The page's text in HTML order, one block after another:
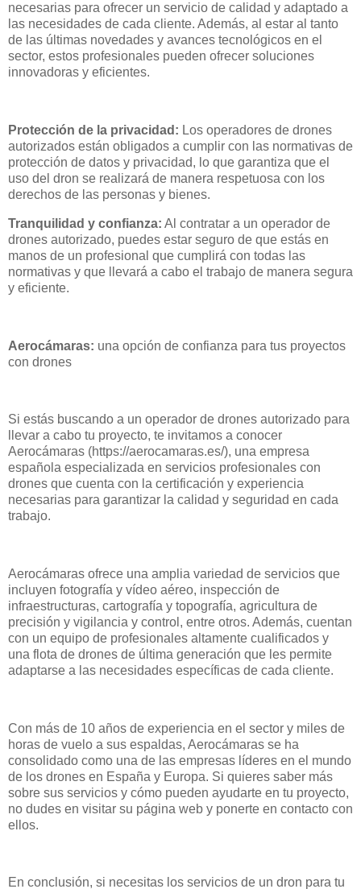
necesarias para ofrecer un servicio de calidad y adaptado a
las necesidades de cada cliente. Además, al estar al tanto
de las últimas novedades y avances tecnológicos en el
sector, estos profesionales pueden ofrecer soluciones
innovadoras y eficientes.
Protección de la privacidad: Los operadores de drones
autorizados están obligados a cumplir con las normativas de
protección de datos y privacidad, lo que garantiza que el
uso del dron se realizará de manera respetuosa con los
derechos de las personas y bienes.
Tranquilidad y confianza: Al contratar a un operador de
drones autorizado, puedes estar seguro de que estás en
manos de un profesional que cumplirá con todas las
normativas y que llevará a cabo el trabajo de manera segura
y eficiente.
Aerocámaras: una opción de confianza para tus proyectos
con drones
Si estás buscando a un operador de drones autorizado para
llevar a cabo tu proyecto, te invitamos a conocer
Aerocámaras (https://aerocamaras.es/), una empresa
española especializada en servicios profesionales con
drones que cuenta con la certificación y experiencia
necesarias para garantizar la calidad y seguridad en cada
trabajo.
Aerocámaras ofrece una amplia variedad de servicios que
incluyen fotografía y vídeo aéreo, inspección de
infraestructuras, cartografía y topografía, agricultura de
precisión y vigilancia y control, entre otros. Además, cuentan
con un equipo de profesionales altamente cualificados y
una flota de drones de última generación que les permite
adaptarse a las necesidades específicas de cada cliente.
Con más de 10 años de experiencia en el sector y miles de
horas de vuelo a sus espaldas, Aerocámaras se ha
consolidado como una de las empresas líderes en el mundo
de los drones en España y Europa. Si quieres saber más
sobre sus servicios y cómo pueden ayudarte en tu proyecto,
no dudes en visitar su página web y ponerte en contacto con
ellos.
En conclusión, si necesitas los servicios de un dron para tu